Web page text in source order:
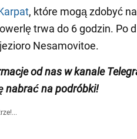
, które mogą zdobyć
trwa do 6 godzin. Po
Nesamovitoe.
od nas w kanale
nabrać na podróbki!